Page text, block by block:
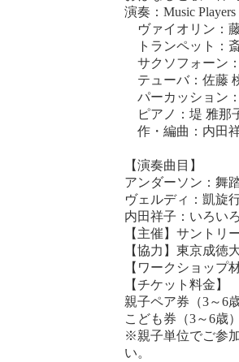
演奏：Music
ヴァイオリン：
トランペット：
サクソフォーン
テューバ：佐藤
パーカッション
ピアノ：堤 雅那
作・編曲：内田祥
【演奏曲目】
アンダーソン：舞
ヴェルディ：凱旋
内田祥子：いろい
【主催】サントリ
【協力】東京成徳
【ワークショップ
【チケット料金】
親子ペア券（3～6
こども券（3～6歳
※親子単位でご参
い。